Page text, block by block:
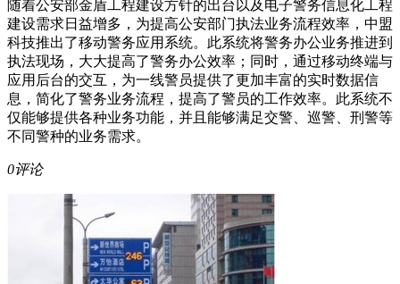
随着公安部金盾工程建设方针的出台以及电子警务信息化工程
建设需求日益增多，为提高公安部门执法业务流程效率，中盟
科技推出了移动警务应用系统。此系统将警务办公业务推进到
执法现场，大大提高了警务办公效率；同时，通过移动终端与
应用后台的交互，为一线警员提供了更加丰富的实时数据信
息，简化了警务业务流程，提高了警员的工作效率。此系统不
仅能够提供各种业务功能，并且能够满足交警、巡警、刑警等
不同警种的业务需求。
0评论